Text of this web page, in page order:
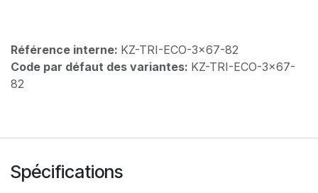
Référence interne: KZ-TRI-ECO-3x67-82
Code par défaut des variantes: KZ-TRI-ECO-3x67-
82
Spécifications